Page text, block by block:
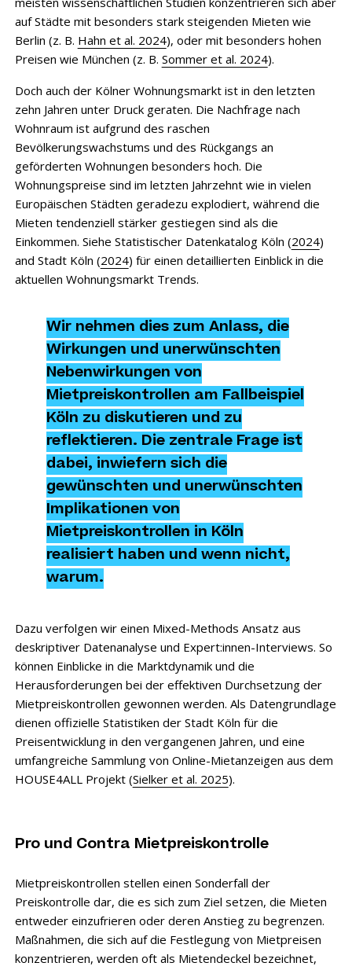
auf Städte mit besonders stark steigenden Mieten wie
Berlin (z. B. Hahn et al. 2024), oder mit besonders hohen
Preisen wie München (z. B. Sommer et al. 2024).
Doch auch der Kölner Wohnungsmarkt ist in den letzten
zehn Jahren unter Druck geraten. Die Nachfrage nach
Wohnraum ist aufgrund des raschen
Bevölkerungswachstums und des Rückgangs an
geförderten Wohnungen besonders hoch. Die
Wohnungspreise sind im letzten Jahrzehnt wie in vielen
Europäischen Städten geradezu explodiert, während die
Mieten tendenziell stärker gestiegen sind als die
Einkommen. Siehe Statistischer Datenkatalog Köln (2024)
and Stadt Köln (2024) für einen detaillierten Einblick in die
aktuellen Wohnungsmarkt Trends.
Wir nehmen dies zum Anlass, die
Wirkungen und unerwünschten
Nebenwirkungen von
Mietpreiskontrollen am Fallbeispiel
Köln zu diskutieren und zu
reflektieren. Die zentrale Frage ist
dabei, inwiefern sich die
gewünschten und unerwünschten
Implikationen von
Mietpreiskontrollen in Köln
realisiert haben und wenn nicht,
warum.
Dazu verfolgen wir einen Mixed-Methods Ansatz aus
deskriptiver Datenanalyse und Expert:innen-Interviews. So
können Einblicke in die Marktdynamik und die
Herausforderungen bei der effektiven Durchsetzung der
Mietpreiskontrollen gewonnen werden. Als Datengrundlage
dienen offizielle Statistiken der Stadt Köln für die
Preisentwicklung in den vergangenen Jahren, und eine
umfangreiche Sammlung von Online-Mietanzeigen aus dem
HOUSE4ALL Projekt (Sielker et al. 2025).
Pro und Contra Mietpreiskontrolle
Mietpreiskontrollen stellen einen Sonderfall der
Preiskontrolle dar, die es sich zum Ziel setzen, die Mieten
entweder einzufrieren oder deren Anstieg zu begrenzen.
Maßnahmen, die sich auf die Festlegung von Mietpreisen
konzentrieren, werden oft als Mietendeckel bezeichnet,